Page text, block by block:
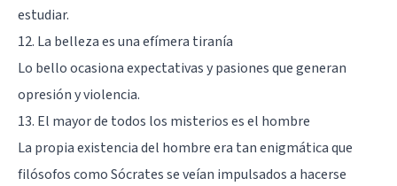
estudiar.
12. La belleza es una efímera tiranía
Lo bello ocasiona expectativas y pasiones que generan
opresión y violencia.
13. El mayor de todos los misterios es el hombre
La propia existencia del hombre era tan enigmática que
filósofos como Sócrates se veían impulsados a hacerse